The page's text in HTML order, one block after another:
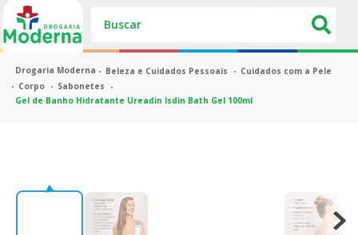
Beleza e Cuidados Pessoais
Cuidados com a Pele
Corpo
Sabonetes
Gel de Banho Hidratante Ureadin Isdin Bath Gel 100ml